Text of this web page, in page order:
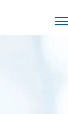
サイト
メ